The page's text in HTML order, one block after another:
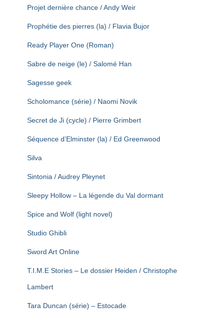
Projet dernière chance / Andy Weir
Prophétie des pierres (la) / Flavia Bujor
Ready Player One (Roman)
Sabre de neige (le) / Salomé Han
Sagesse geek
Scholomance (série) / Naomi Novik
Secret de Ji (cycle) / Pierre Grimbert
Séquence d’Elminster (la) / Ed Greenwood
Silva
Sintonia / Audrey Pleynet
Sleepy Hollow – La légende du Val dormant
Spice and Wolf (light novel)
Studio Ghibli
Sword Art Online
T.I.M.E Stories – Le dossier Heiden / Christophe
Lambert
Tara Duncan (série) – Estocade